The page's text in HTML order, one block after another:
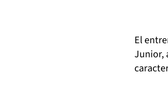
El
Junior,